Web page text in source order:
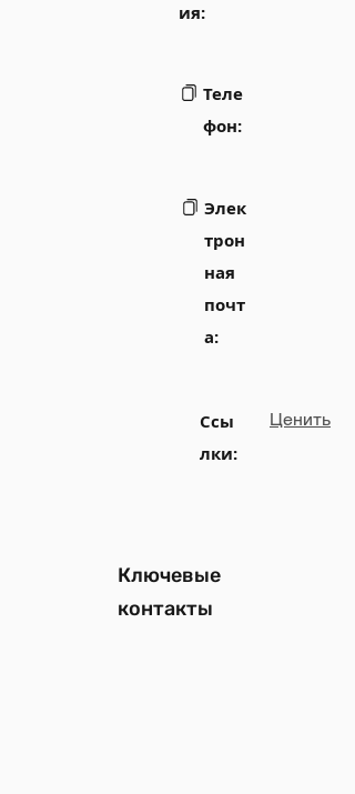
ия:
Теле
фон:
Элек
трон
ная
почт
а:
Ссы
лки:
Ценить
Ключевые
контакты